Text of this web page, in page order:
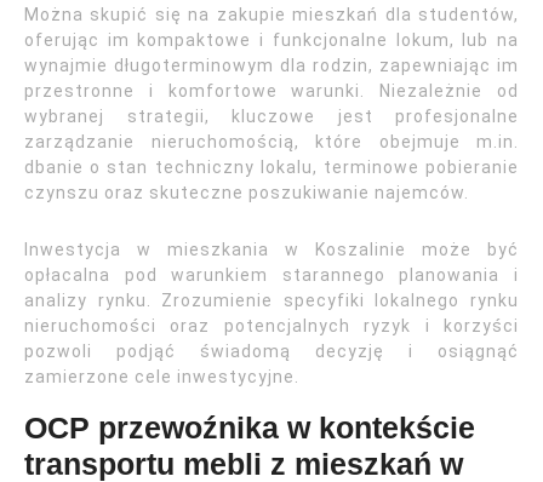
Można skupić się na zakupie mieszkań dla studentów,
oferując im kompaktowe i funkcjonalne lokum, lub na
wynajmie długoterminowym dla rodzin, zapewniając im
przestronne i komfortowe warunki. Niezależnie od
wybranej strategii, kluczowe jest profesjonalne
zarządzanie nieruchomością, które obejmuje m.in.
dbanie o stan techniczny lokalu, terminowe pobieranie
czynszu oraz skuteczne poszukiwanie najemców.
Inwestycja w mieszkania w Koszalinie może być
opłacalna pod warunkiem starannego planowania i
analizy rynku. Zrozumienie specyfiki lokalnego rynku
nieruchomości oraz potencjalnych ryzyk i korzyści
pozwoli podjąć świadomą decyzję i osiągnąć
zamierzone cele inwestycyjne.
OCP przewoźnika w kontekście
transportu mebli z mieszkań w